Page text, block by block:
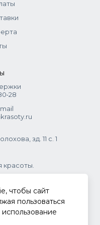
зд. 11 с. 1
красоты.
чтобы сайт
пользоваться